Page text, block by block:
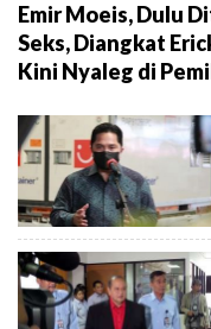
Emir Moeis, Dulu
Seks, Diangkat
Kini Nyaleg di